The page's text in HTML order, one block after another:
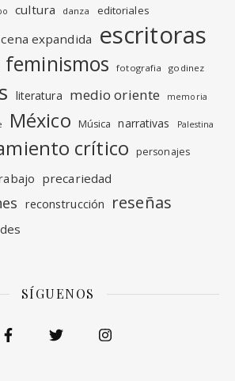
cultura danza editoriales
expandida escritoras
feminismos fotografia godinez
literatura medio oriente memoria
México Música narrativas Palestina
crítico personajes
precariedad
reconstrucción reseñas
SÍGUENOS